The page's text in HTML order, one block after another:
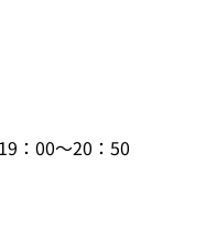
：00～20：50